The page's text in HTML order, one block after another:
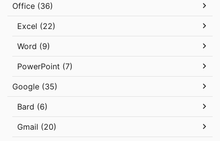
Office (36)
Excel (22)
Word (9)
PowerPoint (7)
Google (35)
Bard (6)
Gmail (20)